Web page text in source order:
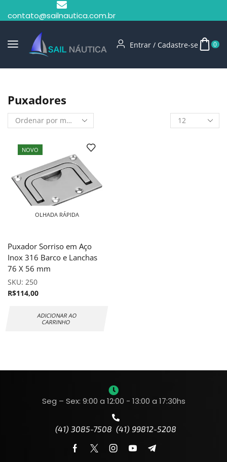
contato@sailnautica.com.br
Entrar / Cadastre-se 0
Puxadores
NOVO
OLHADA RÁPIDA
Puxador Sorriso em Aço
Inox 316 Barco e Lanchas
76 X 56 mm
SKU: 250
R$114,00
ADICIONAR AO
CARRINHO
Seg – Sex: 9:00 a 12:00 - 13:00 a 17:30hs
(41) 3085-7508 (41) 99812-5208